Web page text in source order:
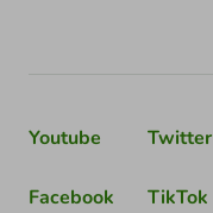
Youtube Twitter
Facebook TikTok